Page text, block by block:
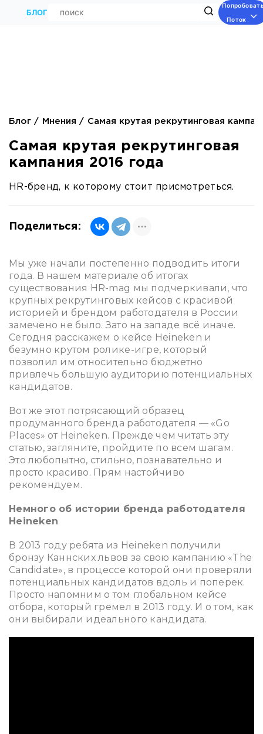
БЛОГ Поиск
Поток
Блог Мнения Самая крутая рекрутинговая
Самая крутая рекрутинговая
кампания 2016 года
HR-бренд, к которому стоит присмотреться.
Поделиться:
Мы уже начали постепенно подводить итоги
года. В нашем материале об итогах
существования HR-mag мы подчеркивали, что
крупных рекрутинговых кейсов с красивой
историей и брендом работодателя в России
замечено не было. Зато на западе всё иначе.
Сегодня расскажем о кейсе Heineken и
безумно крутом ролике-игре, который
позволил им относительно бюджетно
привлечь большую аудиторию потенциальных
кандидатов.
Вот же этот потрясающий образец
продуманного бренда работодателя — «Go
Places» от Heineken. Прежде чем читать эту
статью,загляните, пройдите по всем шагам.
Это любопытно, стильно, познавательно и
просто красиво. Прям настойчиво
рекомендуем.
Немного об истории бренда работодателя
Heineken
В 2013 году ребята из Heineken получили
бронзу Каннских львов за свою кампанию «The
Candidate», в процессе которой они проверяли
потенциальных кандидатов вдоль и поперек.
Просто напомним о том глобальном кейсе
отбора, который гремел в 2013 году. И о том, как
они выбирали идеального кандидата.